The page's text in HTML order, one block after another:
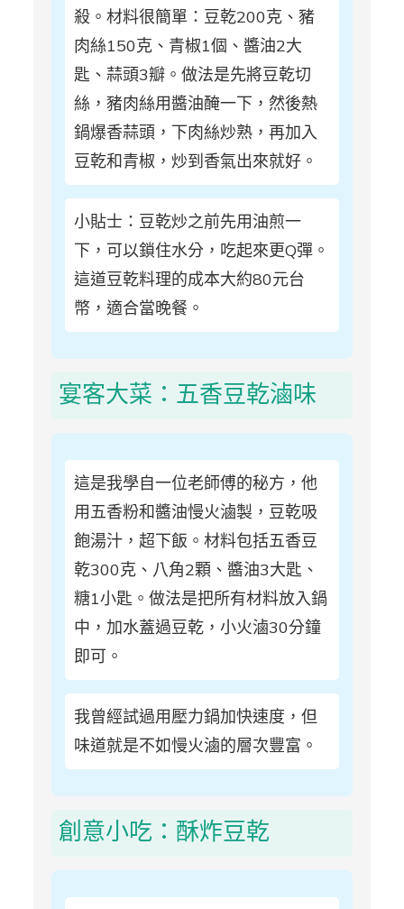
殺。材料很簡單：豆乾200克、豬
肉絲150克、青椒1個、醬油2大
匙、蒜頭3瓣。做法是先將豆乾切
絲，豬肉絲用醬油醃一下，然後熱
鍋爆香蒜頭，下肉絲炒熟，再加入
豆乾和青椒，炒到香氣出來就好。
小貼士：豆乾炒之前先用油煎一
下，可以鎖住水分，吃起來更Q彈。
這道豆乾料理的成本大約80元台
幣，適合當晚餐。
宴客大菜：五香豆乾滷味
這是我學自一位老師傅的秘方，他
用五香粉和醬油慢火滷製，豆乾吸
飽湯汁，超下飯。材料包括五香豆
乾300克、八角2顆、醬油3大匙、
糖1小匙。做法是把所有材料放入鍋
中，加水蓋過豆乾，小火滷30分鐘
即可。
我曾經試過用壓力鍋加快速度，但
味道就是不如慢火滷的層次豐富。
創意小吃：酥炸豆乾